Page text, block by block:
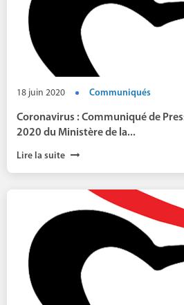
18 juin 2020 Communiqués
Coronavirus : Communiqué de
2020 du Ministère de la...
Lire la suite